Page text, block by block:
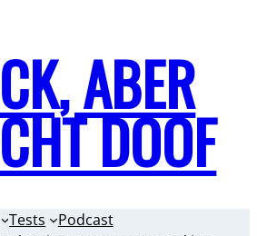
ABER
DOOF
Tests
Podcast